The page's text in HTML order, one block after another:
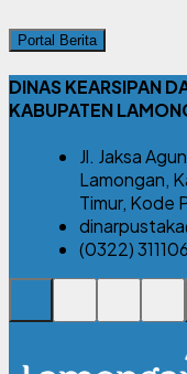
Portal Berita
DINAS KEARSIPAN
KABUPATEN
Jl. Jaksa
Lamongan,
Timur, Kode
(0322) 311106